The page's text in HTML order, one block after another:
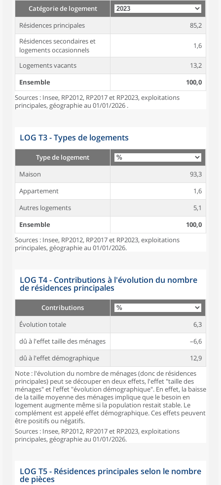
Catégorie de logement
Résidences principales
85,2
Résidences secondaires et
logements occasionnels
1,6
Logements vacants
13,2
Ensemble
100,0
Sources : Insee, RP2012, RP2017 et RP2023, exploitations
principales, géographie au 01/01/2026 .
LOG T3 - Types de logements
Type de logement
Maison
93,3
Appartement
1,6
Autres logements
5,1
Ensemble
100,0
Sources : Insee, RP2012, RP2017 et RP2023, exploitations
principales, géographie au 01/01/2026.
LOG T4 - Contributions à l'évolution du nombre
de résidences principales
Contributions
Évolution totale
6,3
dû à l'effet taille des ménages
–6,6
dû à l'effet démographique
12,9
Note : l'évolution du nombre de ménages (donc de résidences
principales) peut se découper en deux effets, l'effet "taille des
ménages" et l'effet "évolution démographique". En effet, la baisse
de la taille moyenne des ménages implique que le besoin en
logement augmente même si la population restait stable. Le
complément est appelé effet démographique. Ces effets peuvent
être positifs ou négatifs.
Sources : Insee, RP2012, RP2017 et RP2023, exploitations
principales, géographie au 01/01/2026.
LOG T5 - Résidences principales selon le nombre
de pièces